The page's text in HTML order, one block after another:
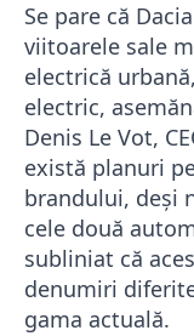
Se pare că
viitoarele sale
electrică
electric,
Denis Le Vot,
există planuri
brandului, deși
cele două
subliniat că
denumiri
gama actuală.